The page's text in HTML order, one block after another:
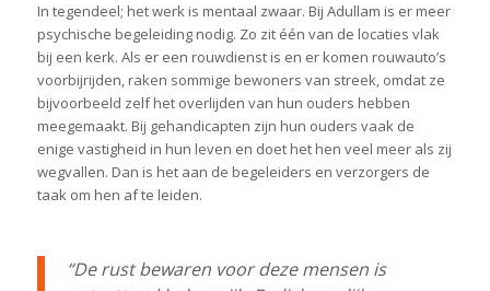
In tegendeel; het werk is mentaal zwaar. Bij Adullam is er meer
psychische begeleiding nodig. Zo zit één van de locaties vlak
bij een kerk. Als er een rouwdienst is en er komen rouwauto’s
voorbijrijden, raken sommige bewoners van streek, omdat ze
bijvoorbeeld zelf het overlijden van hun ouders hebben
meegemaakt. Bij gehandicapten zijn hun ouders vaak de
enige vastigheid in hun leven en doet het hen veel meer als zij
wegvallen. Dan is het aan de begeleiders en verzorgers de
taak om hen af te leiden.
“De rust bewaren voor deze mensen is